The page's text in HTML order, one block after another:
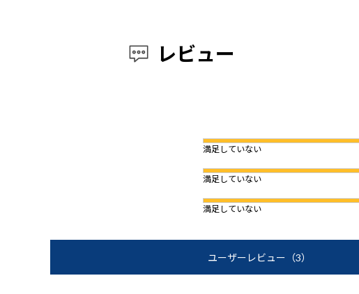
レビュー
満足していない
満足していない
満足していない
ユーザーレビュー （3）